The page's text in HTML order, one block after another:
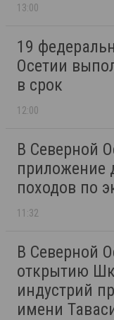
13:00
19
Осетии
в срок
12:00
В Северной
приложение
походов по
11:32
В Северной
открытию
индустрий
имени